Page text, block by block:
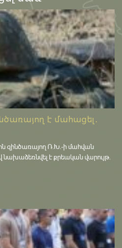
է մահացել․
զինծառայող Ռ.Խ.-ի մահվան
է քրեական վարույթ․